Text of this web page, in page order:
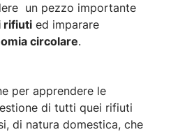
un pezzo importante
rifiuti ed imparare
circolare.
per apprendere le
di tutti quei rifiuti
di natura domestica, che